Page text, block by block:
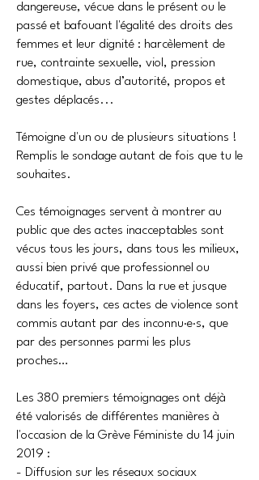
dangereuse, vécue dans le présent ou le
passé et bafouant l'égalité des droits des
femmes et leur dignité : harcèlement de
rue, contrainte sexuelle, viol, pression
domestique, abus d’autorité, propos et
gestes déplacés...
Témoigne d'un ou de plusieurs situations !
Remplis le sondage autant de fois que tu le
souhaites.
Ces témoignages servent à montrer au
public que des actes inacceptables sont
vécus tous les jours, dans tous les milieux,
aussi bien privé que professionnel ou
éducatif, partout. Dans la rue et jusque
dans les foyers, ces actes de violence sont
commis autant par des inconnu·e·s, que
par des personnes parmi les plus
proches…
Les 380 premiers témoignages ont déjà
été valorisés de différentes manières à
l'occasion de la Grève Féministe du 14 juin
2019 :
- Diffusion sur les réseaux sociaux